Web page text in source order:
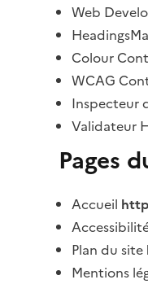
Web
Colour
WCAG
Inspecteur
Validateur
Pages
Accueil
Plan du site
Mentions